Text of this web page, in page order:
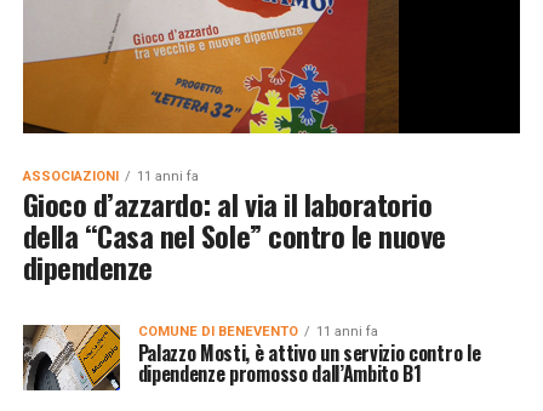
ASSOCIAZIONI 11 anni fa
Gioco d’azzardo: al via il laboratorio
della “Casa nel Sole” contro le nuove
dipendenze
COMUNE DI BENEVENTO 11 anni fa
Palazzo Mosti, è attivo un servizio contro le
dipendenze promosso dall’Ambito B1